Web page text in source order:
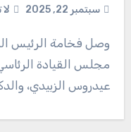
سبتمبر 22, 2025
وصل فخامة الرئيس الدكتور رشاد محمد العليمي، رئيس
مجلس القيادة
عيدروس الزبيدي،